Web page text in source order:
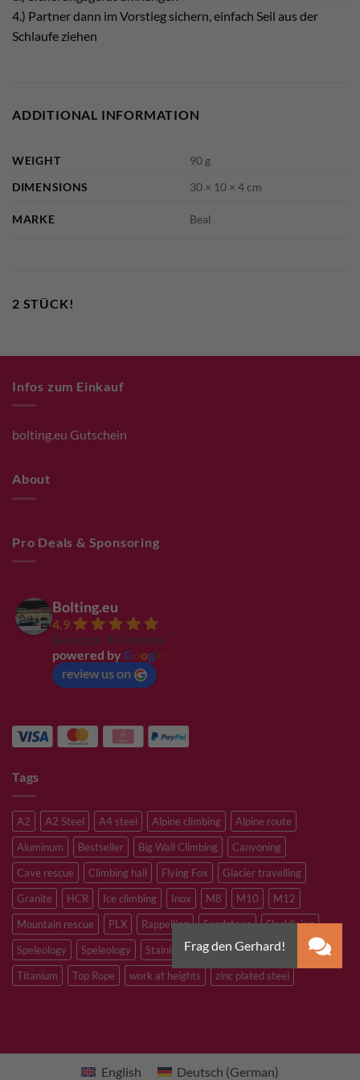
4.) Partner dann im Vorstieg sichern, einfach Seil aus der
Schlaufe ziehen
ADDITIONAL INFORMATION
WEIGHT
90 g
DIMENSIONS
30 × 10 × 4 cm
MARKE Beal
2 STÜCK!
Infos zum Einkauf
bolting.eu Gutschein
About
Pro Deals & Sponsoring
Bolting.eu
4.9
Based on 94 reviews
powered by G ogl
review us on
Tags
A2 A2 Steel A4 steel Alpine climbing
Alpine route
Aluminum
Bestseller Big Wall Climbing
Canyoning
Cave rescue
Climbing hall Flying Fox
Glacier travelling
Granite
HCR Ice climbing Inox M8 M10
M12
Mountain rescue
PLX Rappelling Sandstone
Slacklining
Speleology
Speleology Stainless steel
Tibetan Bridge
Titanium
Top Rope work at heights zinc plated steel
English Deutsch (German)